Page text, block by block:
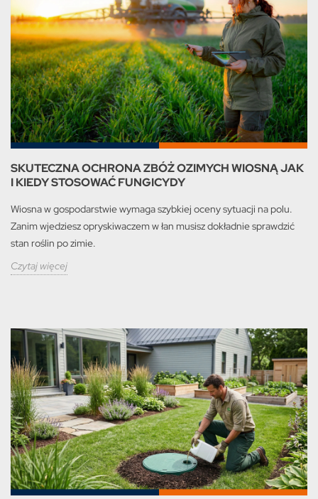
SKUTECZNA OCHRONA ZBÓŻ OZIMYCH WIOSNĄ JAK
I KIEDY STOSOWAĆ FUNGICYDY
Wiosna w gospodarstwie wymaga szybkiej oceny sytuacji na polu.
Zanim wjedziesz opryskiwaczem w łan musisz dokładnie sprawdzić
stan roślin po zimie.
Czytaj więcej